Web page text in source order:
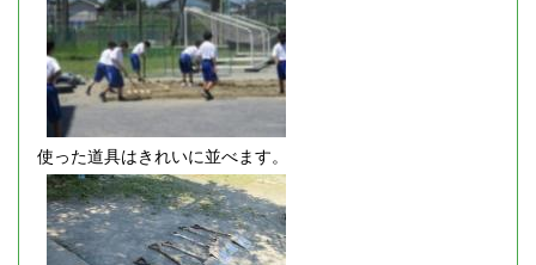
使った道具はきれいに並べます。